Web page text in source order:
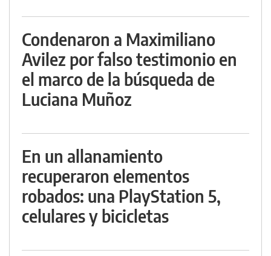
Condenaron a Maximiliano
Avilez por falso testimonio en
el marco de la búsqueda de
Luciana Muñoz
En un allanamiento
recuperaron elementos
robados: una PlayStation 5,
celulares y bicicletas